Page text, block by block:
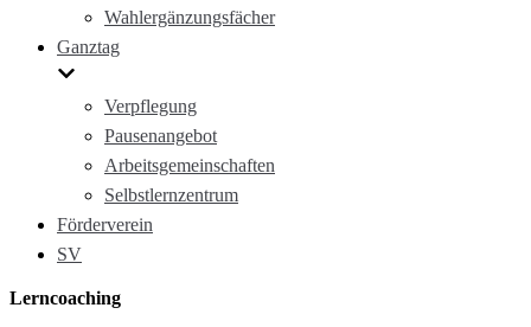
Wahlergänzungsfächer
Ganztag
Verpflegung
Pausenangebot
Arbeitsgemeinschaften
Selbstlernzentrum
Förderverein
SV
Lerncoaching